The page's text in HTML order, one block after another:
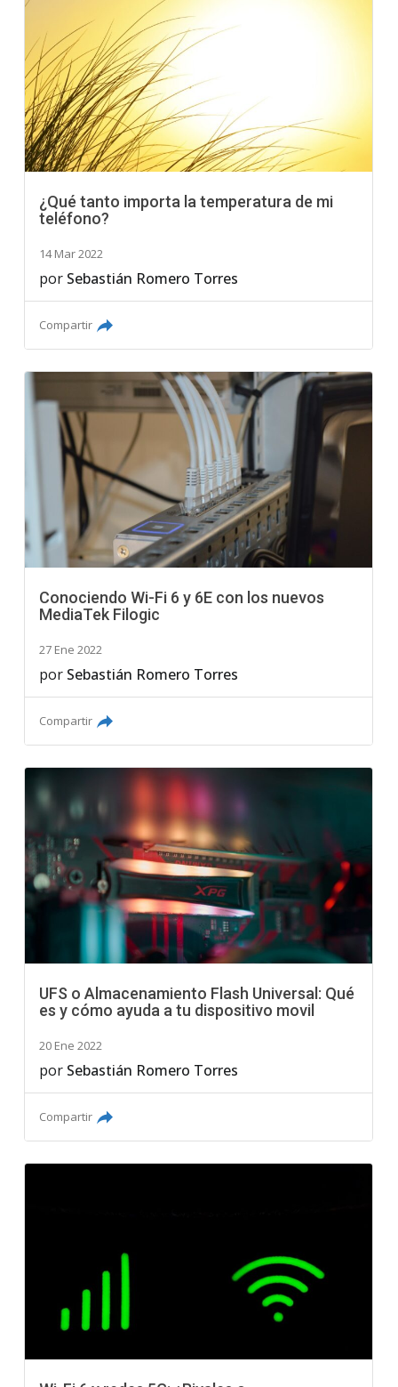
¿Qué tanto importa la temperatura de mi
teléfono?
14 Mar 2022
por Sebastián Romero Torres
Compartir
Conociendo Wi-Fi 6 y 6E con los nuevos
MediaTek Filogic
27 Ene 2022
por Sebastián Romero Torres
Compartir
UFS o Almacenamiento Flash Universal: Qué
es y cómo ayuda a tu dispositivo movil
20 Ene 2022
por Sebastián Romero Torres
Compartir